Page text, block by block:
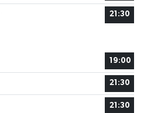
21:30
19:00
21:30
21:30